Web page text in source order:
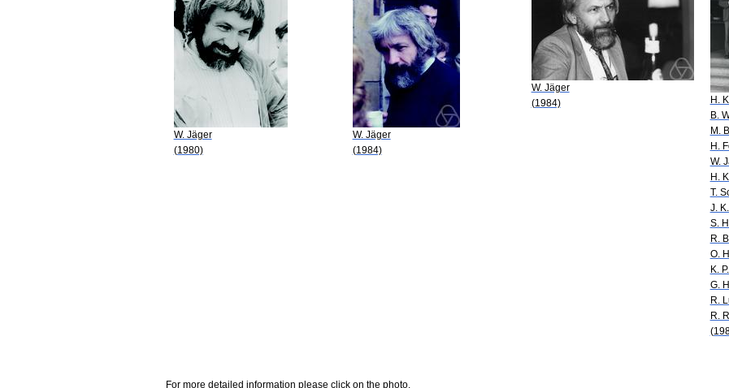
W. Jäger
(1980)
W. Jäger
(1984)
W. Jäger
(1984)
H.
B.
M.
H.
W.
H.
T.
J.
S.
R.
O.
K.
G.
R.
R.
For more detailed information please click on the photo.